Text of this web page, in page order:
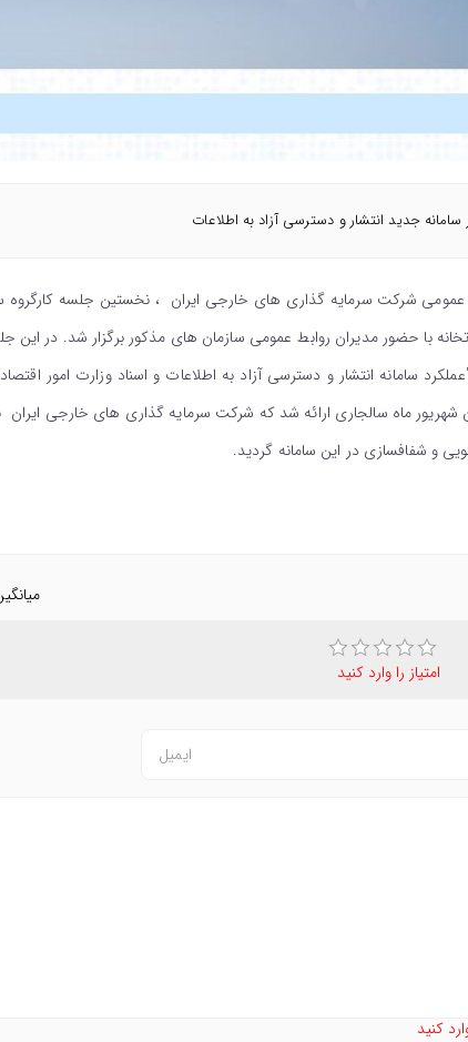
سامانه جدید انتشار و دسترسی آزاد به اطلاعات
شرکت سرمایه گذاری های خارجی ایران ، نخستین جلسه کارگروه
با حضور مدیران روابط عمومی سازمان های مذکور برگزار شد. در این
سامانه انتشار و دسترسی آزاد به اطلاعات و اسناد وزارت امور
و شفافسازی در این سامانه گردید.
میانگین
امتیاز را وارد کنید
کنید